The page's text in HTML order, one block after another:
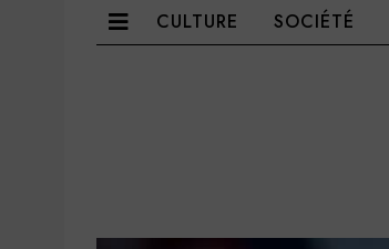
CULTURE SOCIÉTÉ